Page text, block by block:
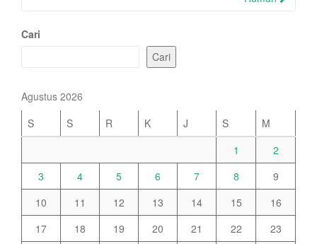
Cari
Cari
Agustus 2026
S
S R K J S
M
1
2
3
4 5 6 7 8
9
10
11 12 13 14 15
16
17
18 19 20 21 22
23